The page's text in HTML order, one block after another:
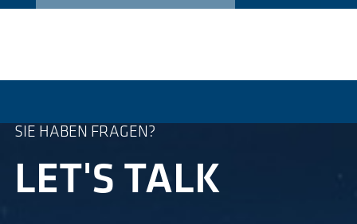
SIE HABEN FRAGEN?
LET'S TALK